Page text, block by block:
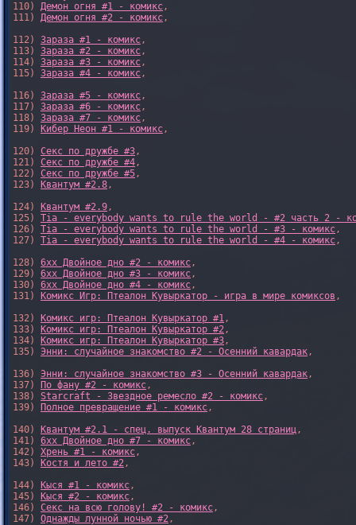
110) Демон огня #1 - комикс,
111) Демон огня #2 - комикс,
112) Зараза #1 - комикс,
113) Зараза #2 - комикс,
114) Зараза #3 - комикс,
115) Зараза #4 - комикс,
116) Зараза #5 - комикс,
117) Зараза #6 - комикс,
118) Зараза #7 - комикс,
119)
Кибер Неон #1 - комикс,
120) Секс по дружбе #3,
121) Секс по дружбе #4,
122) Секс по дружбе #5,
123)
Квантум #2.8,
124)
Квантум #2.9,
125) Tia - everybody wants to rule the world - #2 часть 2 -
126) Tia - everybody wants to rule the world - #3 - комикс,
127) Tia - everybody wants to rule the world - #4 - комикс,
128) 6xx Двойное дно #2 - комикс,
129) 6xx Двойное дно #3 - комикс,
130) 6xx Двойное дно #4 - комикс,
131)
Комикс Игр: Птеалон Кувыркатор - игра в мире комиксов ,
132)
Комикс игр: Птеалон Кувыркатор #1,
133)
Комикс игр: Птеалон Кувыркатор #2,
134)
Комикс игр: Птеалон Кувыркатор #3,
135) Энни: случайное знакомство #2 - Осенний кавардак,
136) Энни: случайное знакомство #3 - Осенний кавардак,
137)
По фану #2 - комикс,
138) Starcraft - Звездное ремесло #2 - комикс,
139)
Полное превращение #1 - комикс,
140)
Квантум #2.1 - спец. выпуск Квантум 28 страниц,
141) 6xx Двойное дно #7 - комикс,
142) Хрень #1 - комикс,
143)
Костя и лето #2,
144)
Кыся #1 - комикс,
145)
Кыся #2 - комикс,
146) Секс на всю голову! #2 - комикс,
147) Однажды лунной ночью #2,